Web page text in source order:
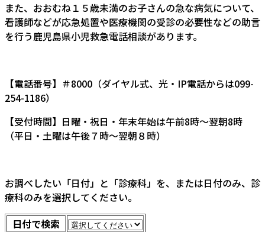
また、おおむね１５歳未満のお子さんの急な病気について、
看護師などが応急処置や医療機関の受診の必要性などの助言
を行う鹿児島県小児救急電話相談があります。
【電話番号】＃8000（ダイヤル式、光・IP電話からは099-
254-1186）
【受付時間】日曜・祝日・年末年始は午前8時～翌朝8時
（平日・土曜は午後７時～翌朝８時）
お調べしたい「日付」と「診療科」を、または日付のみ、診
療科のみを選択してください。
日付で検索